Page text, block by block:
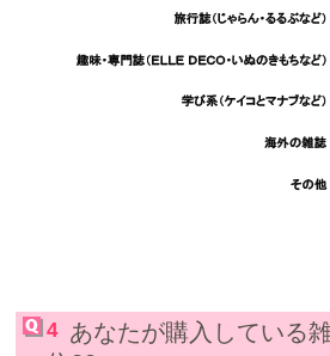
4
あなたが購入している